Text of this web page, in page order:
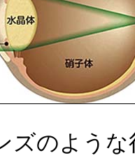
ズのよう